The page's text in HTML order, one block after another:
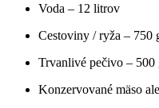
Voda – 12 litrov
Cestoviny / ryža – 750
Trvanlivé pečivo – 500
Konzervované mäso